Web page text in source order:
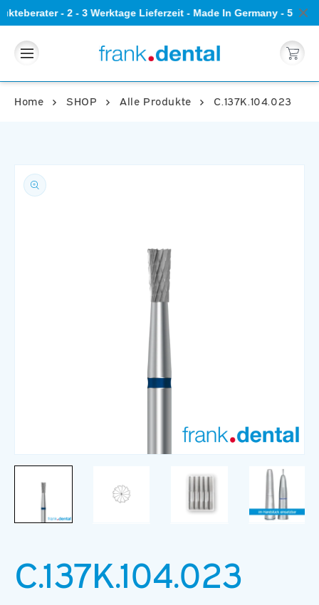
- 2 - 3 Werktage Lieferzeit - Made In Germany - 5
Direkt
zum
Warenkorb
Home SHOP Alle Produkte C.137K.104.023
1
C.137K.104.023